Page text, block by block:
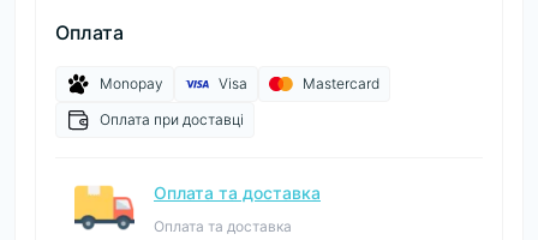
Оплата
Monopay Visa
Mastercard
Оплата при доставці
Оплата та доставка
Оплата та доставка